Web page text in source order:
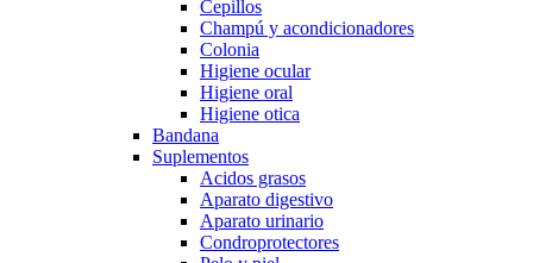
Cepillos
Champú y acondicionadores
Colonia
Higiene ocular
Higiene oral
Higiene otica
Bandana
Suplementos
Acidos grasos
Aparato digestivo
Aparato urinario
Condroprotectores